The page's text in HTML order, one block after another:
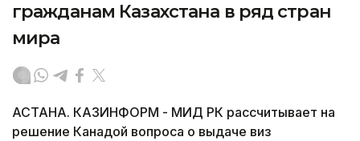
гражданам Казахстана в ряд стран
мира
АСТАНА. КАЗИНФОРМ - МИД РК рассчитывает на
решение Канадой вопроса о выдаче виз